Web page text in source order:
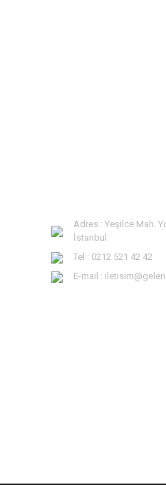
Adres : Yeşilce Mah.
İstanbul
Tel : 0212 521 42 42
E-mail :